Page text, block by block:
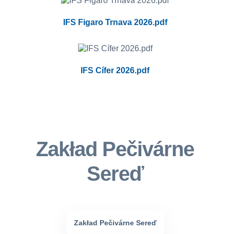
IFS Figaro Trnava 2026.pdf
IFS Cífer 2026.pdf
Zakład Pečivárne
Sereď
Zakład Pečivárne Sereď